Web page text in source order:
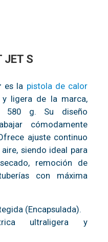
JET S
es la pistola de calor
ligera de la marca,
g. Su diseño
cómodamente
ajuste continuo
siendo ideal para
remoción de
con máxima
(Encapsulada).
ultraligera y